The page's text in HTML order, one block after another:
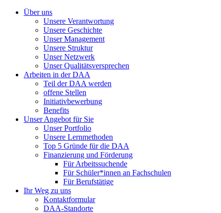
Über uns
Unsere Verantwortung
Unsere Geschichte
Unser Management
Unsere Struktur
Unser Netzwerk
Unser Qualitätsversprechen
Arbeiten in der DAA
Teil der DAA werden
offene Stellen
Initiativbewerbung
Benefits
Unser Angebot für Sie
Unser Portfolio
Unsere Lernmethoden
Top 5 Gründe für die DAA
Finanzierung und Förderung
Für Arbeitssuchende
Für Schüler*innen an Fachschulen
Für Berufstätige
Ihr Weg zu uns
Kontaktformular
DAA-Standorte